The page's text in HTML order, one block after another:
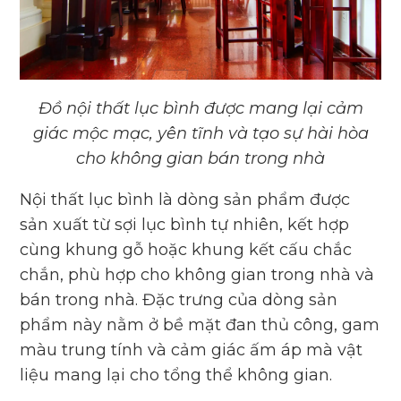
Đồ nội thất lục bình được mang lại cảm
giác mộc mạc, yên tĩnh và tạo sự hài hòa
cho không gian bán trong nhà
Nội thất lục bình là dòng sản phẩm được
sản xuất từ sợi lục bình tự nhiên, kết hợp
cùng khung gỗ hoặc khung kết cấu chắc
chắn, phù hợp cho không gian trong nhà và
bán trong nhà. Đặc trưng của dòng sản
phẩm này nằm ở bề mặt đan thủ công, gam
màu trung tính và cảm giác ấm áp mà vật
liệu mang lại cho tổng thể không gian.